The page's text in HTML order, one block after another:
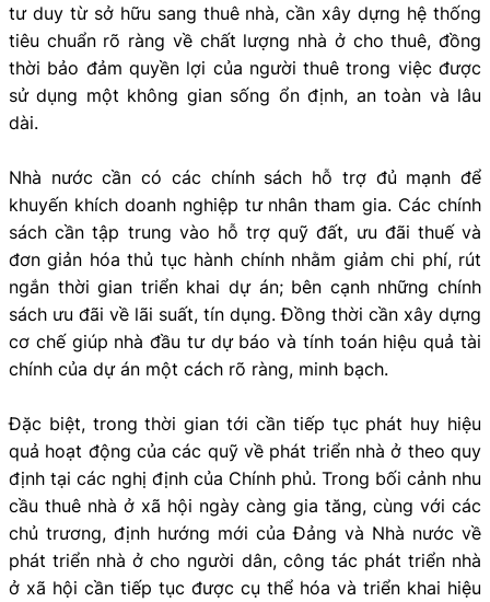
tư duy từ sở hữu sang thuê nhà, cần xây dựng hệ thống
tiêu chuẩn rõ ràng về chất lượng nhà ở cho thuê, đồng
thời bảo đảm quyền lợi của người thuê trong việc được
sử dụng một không gian sống ổn định, an toàn và lâu
dài.
Nhà nước cần có các chính sách hỗ trợ đủ mạnh để
khuyến khích doanh nghiệp tư nhân tham gia. Các chính
sách cần tập trung vào hỗ trợ quỹ đất, ưu đãi thuế và
đơn giản hóa thủ tục hành chính nhằm giảm chi phí, rút
ngắn thời gian triển khai dự án; bên cạnh những chính
sách ưu đãi về lãi suất, tín dụng. Đồng thời cần xây dựng
cơ chế giúp nhà đầu tư dự báo và tính toán hiệu quả tài
chính của dự án một cách rõ ràng, minh bạch.
Đặc biệt, trong thời gian tới cần tiếp tục phát huy hiệu
quả hoạt động của các quỹ về phát triển nhà ở theo quy
định tại các nghị định của Chính phủ. Trong bối cảnh nhu
cầu thuê nhà ở xã hội ngày càng gia tăng, cùng với các
chủ trương, định hướng mới của Đảng và Nhà nước về
phát triển nhà ở cho người dân, công tác phát triển nhà
ở xã hội cần tiếp tục được cụ thể hóa và triển khai hiệu